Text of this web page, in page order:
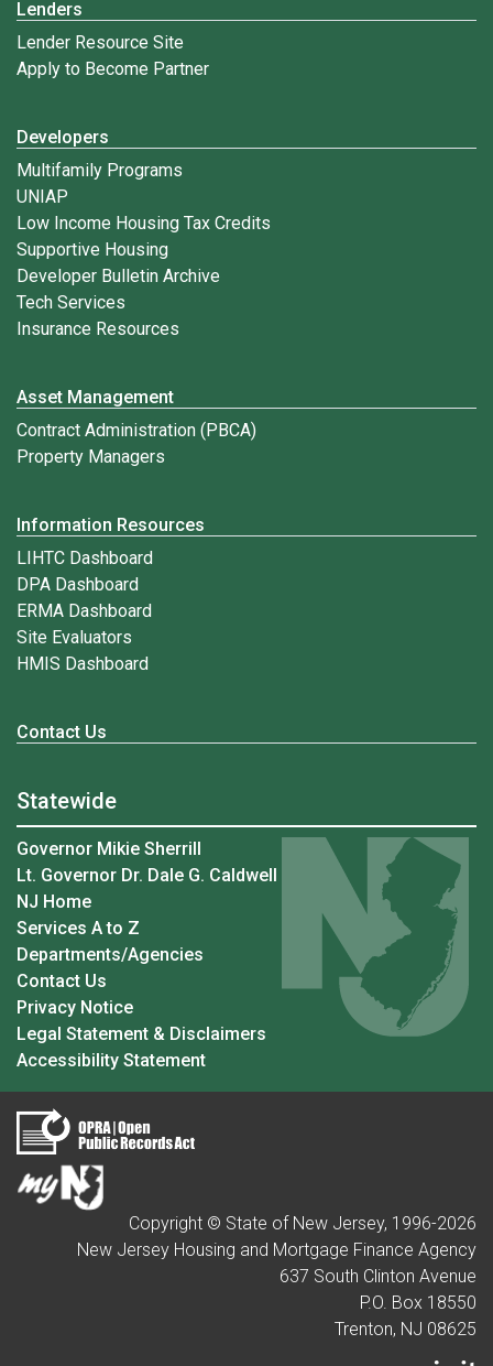
Lenders
Lender Resource Site
Apply to Become Partner
Developers
Multifamily Programs
UNIAP
Low Income Housing Tax Credits
Supportive Housing
Developer Bulletin Archive
Tech Services
Insurance Resources
Asset Management
Contract Administration (PBCA)
Property Managers
Information Resources
LIHTC Dashboard
DPA Dashboard
ERMA Dashboard
Site Evaluators
HMIS Dashboard
Contact Us
Statewide
Governor Mikie Sherrill
Lt. Governor Dr. Dale G. Caldwell
NJ Home
Services A to Z
Departments/Agencies
Contact Us
Privacy Notice
Legal Statement & Disclaimers
Accessibility Statement
Copyright © State of New Jersey, 1996-2026
New Jersey Housing and Mortgage Finance Agency
637 South Clinton Avenue
P.O. Box 18550
Trenton, NJ 08625